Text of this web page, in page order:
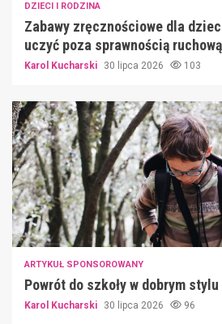
DZIECI I RODZINA
Zabawy zręcznościowe dla
uczyć poza sprawnością
Karol Kucharski 30 lipca 2026 103
ARTYKUŁ SPONSOROWANY
Powrót do szkoły w dobrym stylu
Karol Kucharski 30 lipca 2026 96